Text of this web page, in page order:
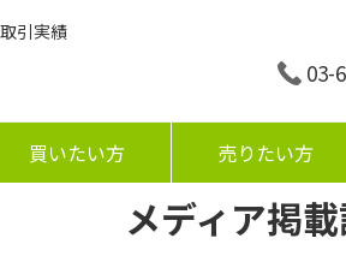
引実績
03-
買いたい方 売りたい方
メディア掲